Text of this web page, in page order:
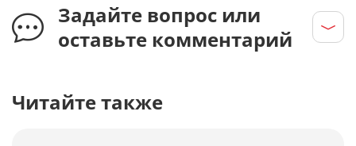
Задайте вопрос или
оставьте комментарий
Читайте также